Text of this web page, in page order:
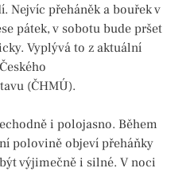
Nejvíc přeháněk a bouřek v
pátek, v sobotu bude pršet
Vyplývá to z aktuální
(ČHMÚ).
i polojasno. Během
polovině objeví přeháňky
výjimečně i silné. V noci